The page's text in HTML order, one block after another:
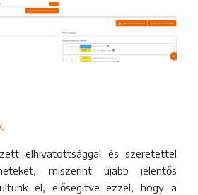
elhivatottsággal és szeretettel
miszerint újabb jelentős
el, elősegítve ezzel, hogy a